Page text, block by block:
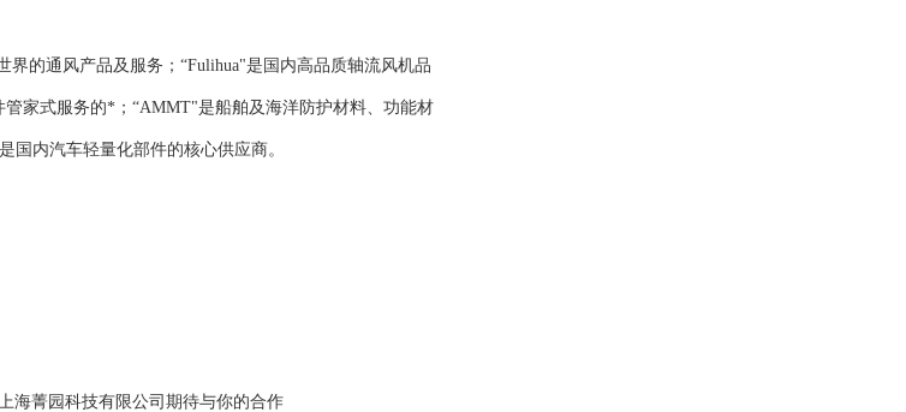
的通风产品及服务；“Fulihua"是国内高品质轴流风机品
家式服务的*；“AMMT"是船舶及海洋防护材料、功能材
国内汽车轻量化部件的核心供应商。
海菁园科技有限公司期待与你的合作